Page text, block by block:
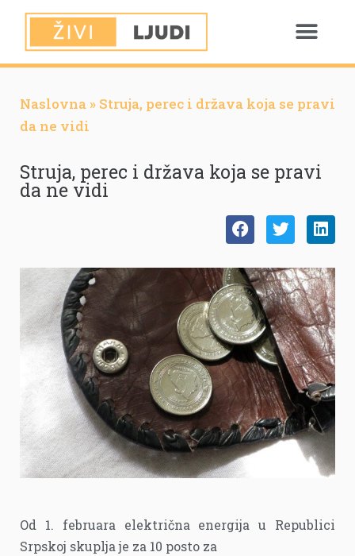
Naslovna » Struja, perec i država koja se pravi
da ne vidi
Struja, perec i država koja se pravi
da ne vidi
Od 1. februara električna energija u Republici
Srpskoj skuplja je za 10 posto za